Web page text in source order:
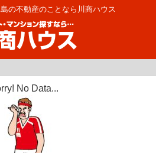
の不動産のことなら川商ハウス
No Data...